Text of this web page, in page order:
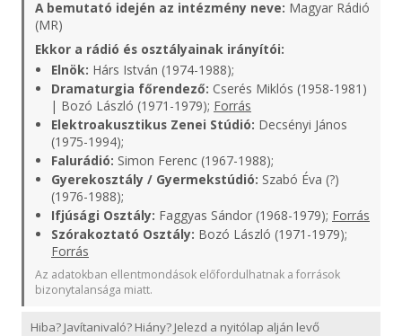
A bemutató idején az intézmény neve: Magyar Rádió
(MR)
Ekkor a rádió és osztályainak irányítói:
Elnök: Hárs István (1974-1988);
Dramaturgia főrendező: Cserés Miklós (1958-1981)
| Bozó László (1971-1979); Forrás
Elektroakusztikus Zenei Stúdió: Decsényi János
(1975-1994);
Falurádió: Simon Ferenc (1967-1988);
Gyerekosztály / Gyermekstúdió: Szabó Éva (?)
(1976-1988);
Ifjúsági Osztály: Faggyas Sándor (1968-1979); Forrás
Szórakoztató Osztály: Bozó László (1971-1979);
Forrás
Az adatokban ellentmondások előfordulhatnak a források
bizonytalansága miatt.
Hiba? Javítanivaló? Hiány? Jelezd a nyitólap alján levő